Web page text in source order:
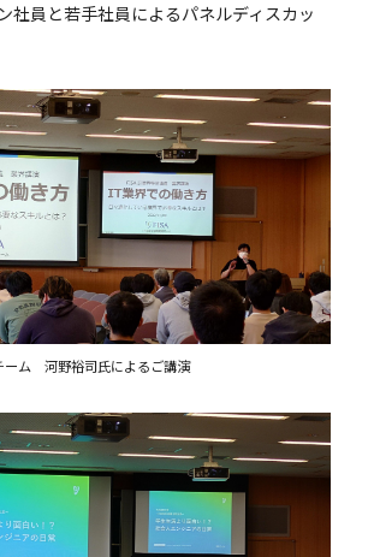
社員と若手社員によるパネルディスカッ
ーム 河野裕司氏によるご講演